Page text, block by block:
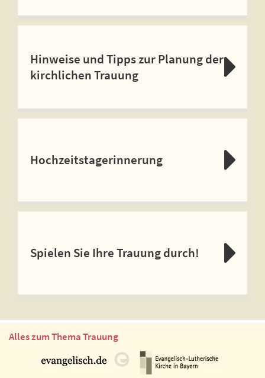
Hinweise und Tipps zur Planung der
kirchlichen Trauung
Hochzeitstagerinnerung
Spielen Sie Ihre Trauung durch!
Alles zum Thema Trauung